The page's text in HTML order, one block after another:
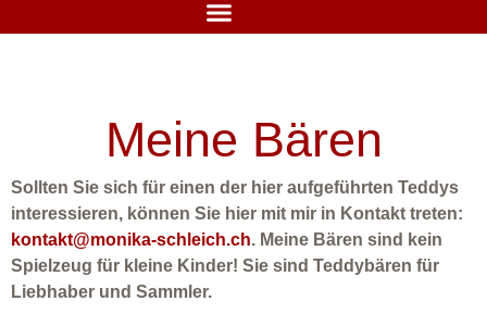
Meine Bären
Sollten Sie sich für einen der hier aufgeführten Teddys
interessieren, können Sie hier mit mir in Kontakt treten:
kontakt@monika-schleich.ch. Meine Bären sind kein
Spielzeug für kleine Kinder! Sie sind Teddybären für
Liebhaber und Sammler.